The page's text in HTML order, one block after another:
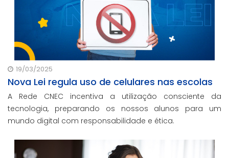
19/03/2025
Nova Lei regula uso de celulares nas escolas
A Rede CNEC incentiva a utilização consciente da
tecnologia, preparando os nossos alunos para um
mundo digital com responsabilidade e ética.